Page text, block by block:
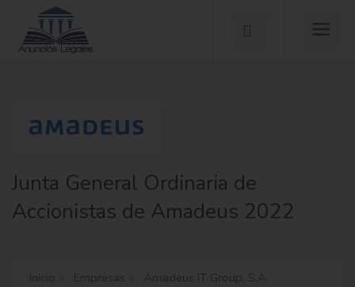
Junta General Ordinaria de
Accionistas de Amadeus 2022
Inicio Empresas
Amadeus IT Group, S.A.